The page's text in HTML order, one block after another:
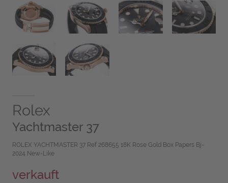
Rolex
Yachtmaster 37
ROLEX YACHTMASTER 37 Ref 268655 18K Rose Gold Box Papers Bj-
2024 New-Like
verkauft